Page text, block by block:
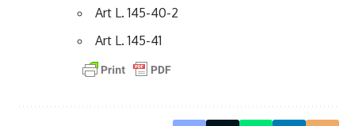
Art L. 145-40-2
Art L. 145-41